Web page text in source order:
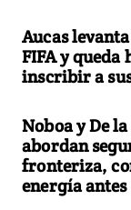
Aucas
FIFA y
inscribir a
Noboa y De
abordan
fronteriza,
energía antes